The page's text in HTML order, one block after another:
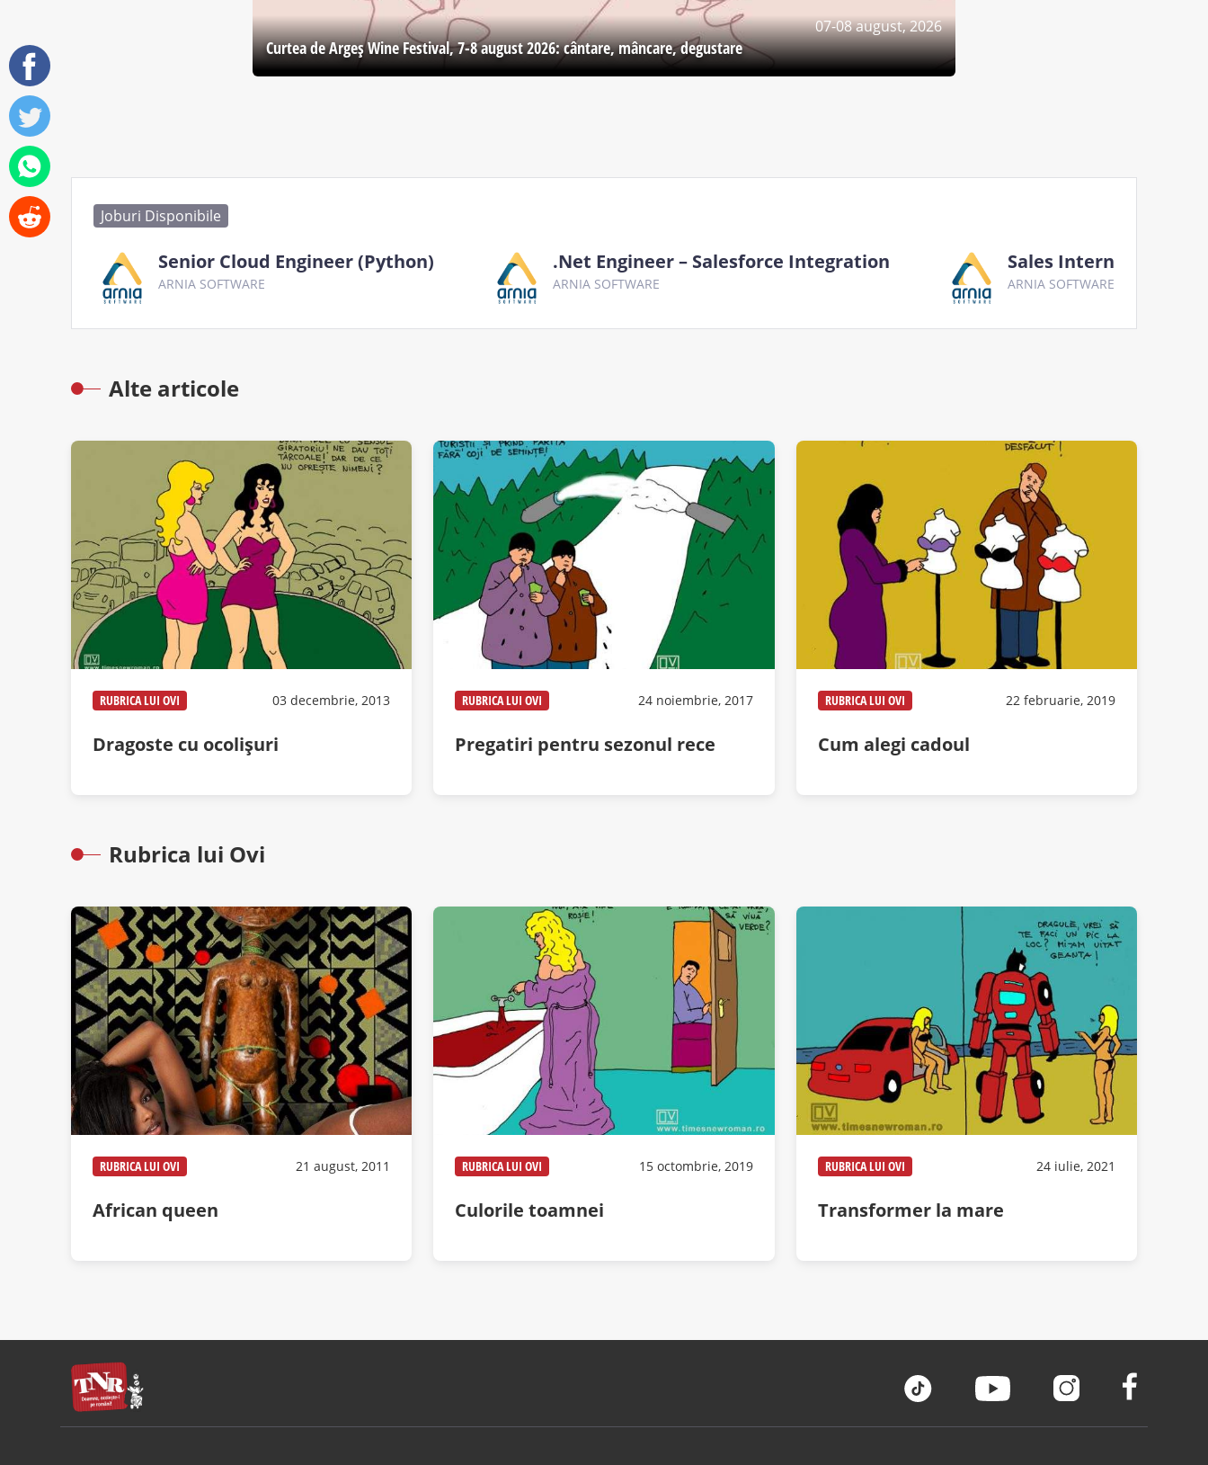
07-08 august, 2026
Curtea de Argeş Wine Festival, 7-8 august 2026: cântare, mâncare, degustare
Joburi Disponibile
Senior Cloud Engineer (Python)
ARNIA SOFTWARE
.Net Engineer – Salesforce Integration
ARNIA SOFTWARE
Sales Intern
ARNIA SOFTWARE
Alte articole
RUBRICA LUI OVI 03 decembrie, 2013
Dragoste cu ocolişuri
RUBRICA LUI OVI 24 noiembrie, 2017
Pregatiri pentru sezonul rece
RUBRICA LUI OVI 22 februarie, 2019
Cum alegi cadoul
Rubrica lui Ovi
RUBRICA LUI OVI 21 august, 2011
African queen
RUBRICA LUI OVI 15 octombrie, 2019
Culorile toamnei
RUBRICA LUI OVI 24 iulie, 2021
Transformer la mare